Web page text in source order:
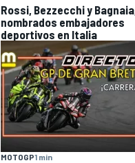
Rossi, Bezzecchi y Bagnaia,
nombrados embajadores
deportivos en Italia
MOTOGP1 min